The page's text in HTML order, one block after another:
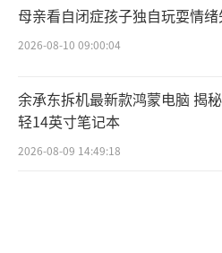
我”、在抢跑争议中坚
回怼“记得加美颜”、
割了双眼皮”时，这种
些人的控制权焦虑。
近些年，吴艳妮接
母亲看自闭症孩子独自玩耍情绪
2026-08-10 09:00:04
余承东拆机最新款鸿蒙电脑 揭
轻14英寸笔记本
2026-08-09 14:49:18